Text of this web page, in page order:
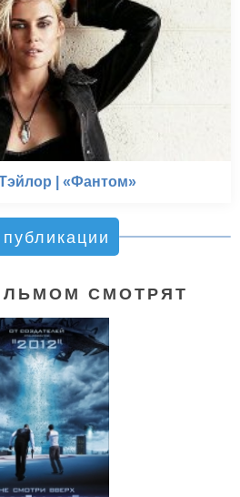
| «Фантом»
СМОТРЯТ